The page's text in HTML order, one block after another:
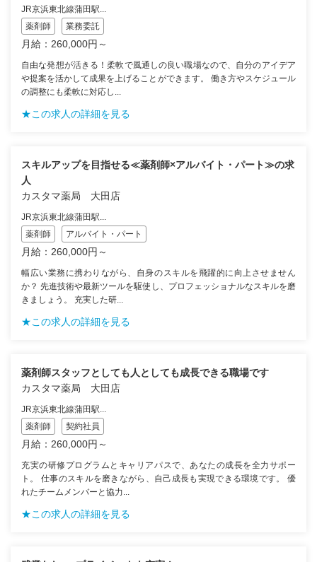
JR京浜東北線蒲田駅...
薬剤師
業務委託
月給：260,000円～
自由な発想が活きる！柔軟で風通しの良い職場なので、自分のアイデア
や提案を活かして成果を上げることができます。 働き方やスケジュール
の調整にも柔軟に対応し...
★この求人の詳細を見る
スキルアップを目指せる≪薬剤師×アルバイト・パート≫の求
人
カスタマ薬局 大田店
JR京浜東北線蒲田駅...
薬剤師
アルバイト・パート
月給：260,000円～
幅広い業務に携わりながら、自身のスキルを飛躍的に向上させません
か？ 先進技術や最新ツールを駆使し、プロフェッショナルなスキルを磨
きましょう。 充実した研...
★この求人の詳細を見る
薬剤師スタッフとしても人としても成長できる職場です
カスタマ薬局 大田店
JR京浜東北線蒲田駅...
薬剤師
契約社員
月給：260,000円～
充実の研修プログラムとキャリアパスで、あなたの成長を全力サポー
ト。 仕事のスキルを磨きながら、自己成長も実現できる環境です。 優
れたチームメンバーと協力...
★この求人の詳細を見る